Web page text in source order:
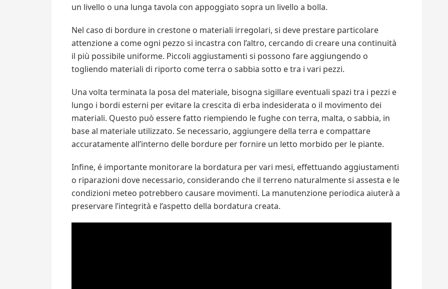
un livello o una lunga tavola con appoggiato sopra un livello a bolla.
Nel caso di bordure in crestone o materiali irregolari, si deve prestare particolare
attenzione a come ogni pezzo si incastra con l’altro, cercando di creare una continuità
il più possibile uniforme. Piccoli aggiustamenti si possono fare aggiungendo o
togliendo materiali di riporto come terra o sabbia sotto e tra i vari pezzi.
Una volta terminata la posa del materiale, bisogna sigillare eventuali spazi tra i pezzi e
lungo i bordi esterni per evitare la crescita di erba indesiderata o il movimento dei
materiali. Questo può essere fatto riempiendo le fughe con terra, malta, o sabbia, in
base al materiale utilizzato. Se necessario, aggiungere della terra e compattare
accuratamente all’interno delle bordure per fornire un letto morbido per le piante.
Infine, é importante monitorare la bordatura per vari mesi, effettuando aggiustamenti
o riparazioni dove necessario, considerando che il terreno naturalmente si assesta e le
condizioni meteo potrebbero causare movimenti. La manutenzione periodica aiuterà a
preservare l’integrità e l’aspetto della bordatura creata.